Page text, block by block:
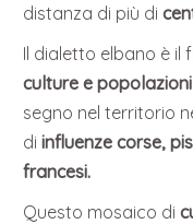
distanza di più di
Il dialetto elbano è il
culture e
segno nel territorio
diinfluenze corse,
francesi.
Questo mosaico di